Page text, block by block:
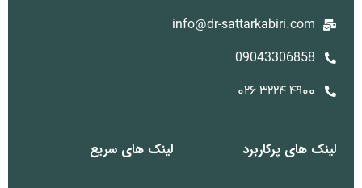
info@dr-sattarkabiri.com
09043306858
۴۹۰۰ ۳۲۲۴ ۰۲۶
لینک های پرکاربرد لینک های سریع